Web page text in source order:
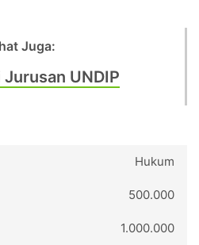
Juga:
UNDIP
Hukum
500.000
1.000.000